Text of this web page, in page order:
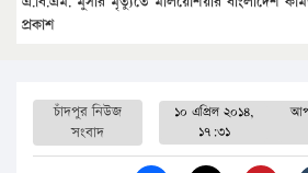
প্রকাশ
চাঁদপুর নিউজ
সংবাদ
১০ এপ্রিল ২০১৪,
১৭:৩১